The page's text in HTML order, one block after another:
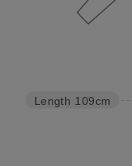
Length 109cm